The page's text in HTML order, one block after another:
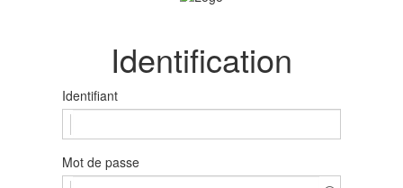
Identification
Identifiant
Mot de passe